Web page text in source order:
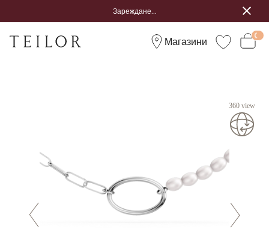
Зареждане...
Магазини
360 view